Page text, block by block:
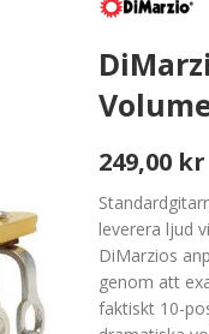
249,00 kr
leverera ljud
DiMarzios
genom att
faktiskt 10-